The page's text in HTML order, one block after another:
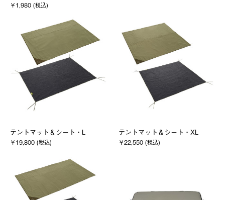
￥1,980 (税込)
テントマット＆シート・L
￥19,800 (税込)
テントマット＆シート・XL
￥22,550 (税込)